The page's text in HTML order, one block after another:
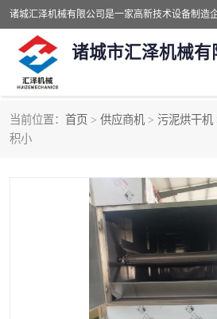
诸城市汇泽机械有
当前位置： 首页 > 供应商机 > 污泥烘干机
积小发酵设备
有
纳米膜好氧发酵堆肥机 粪
纳
分